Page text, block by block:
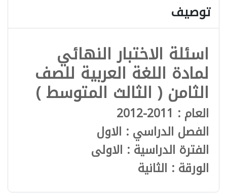
توصيف
اسئلة الاختبار النهائي
لمادة اللغة العربية للصف
الثامن ( الثالث المتوسط )
العام : 2011-2012
الفصل الدراسي : الاول
الفترة الدراسية : الاولى
الورقة : الثانية